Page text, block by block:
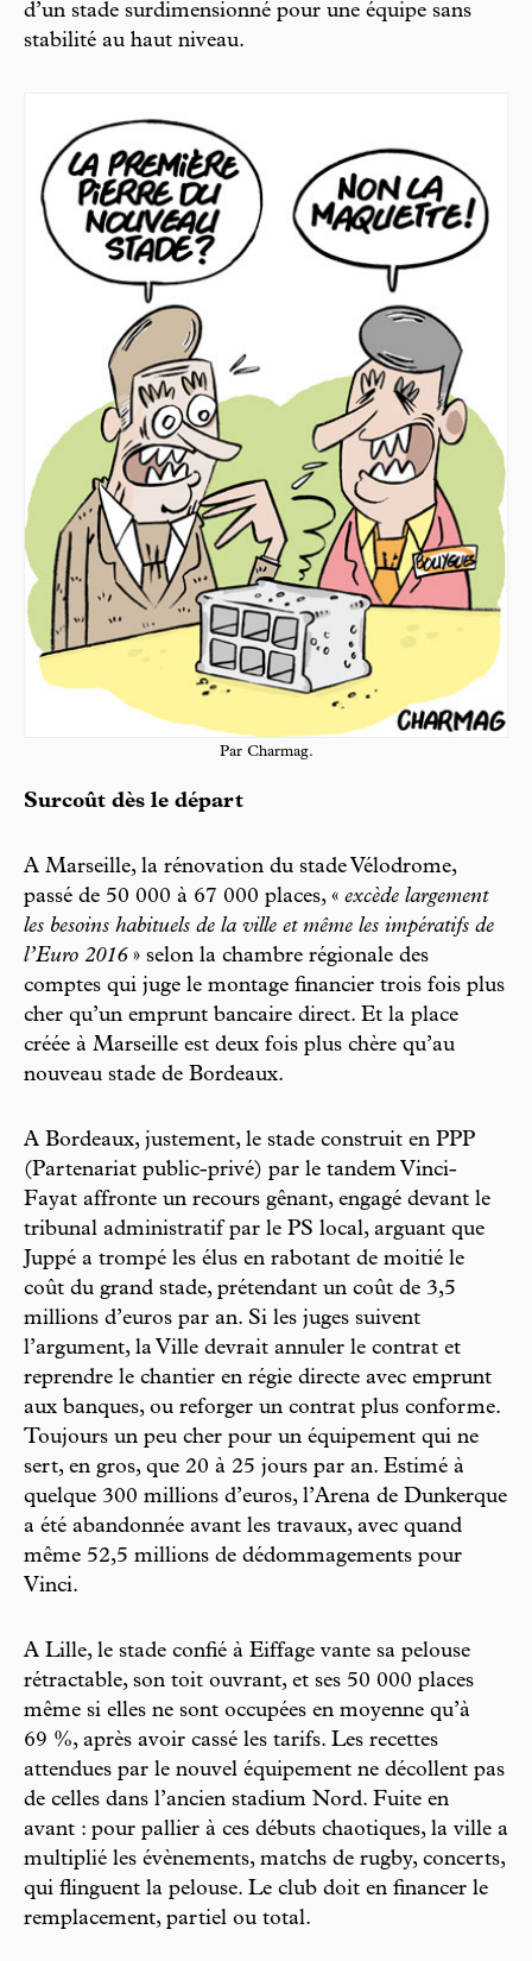
d’un stade surdimensionné pour une équipe sans
stabilité au haut niveau.
Par Charmag.
Surcoût dès le départ
A Marseille, la rénovation du stade Vélodrome,
passé de 50 000 à 67 000 places, « excède largement
les besoins habituels de la ville et même les impératifs de
l’Euro 2016 » selon la chambre régionale des
comptes qui juge le montage financier trois fois plus
cher qu’un emprunt bancaire direct. Et la place
créée à Marseille est deux fois plus chère qu’au
nouveau stade de Bordeaux.
A Bordeaux, justement, le stade construit en PPP
(Partenariat public-privé) par le tandem Vinci-
Fayat affronte un recours gênant, engagé devant le
tribunal administratif par le PS local, arguant que
Juppé a trompé les élus en rabotant de moitié le
coût du grand stade, prétendant un coût de 3,5
millions d’euros par an. Si les juges suivent
l’argument, la Ville devrait annuler le contrat et
reprendre le chantier en régie directe avec emprunt
aux banques, ou reforger un contrat plus conforme.
Toujours un peu cher pour un équipement qui ne
sert, en gros, que 20 à 25 jours par an. Estimé à
quelque 300 millions d’euros, l’Arena de Dunkerque
a été abandonnée avant les travaux, avec quand
même 52,5 millions de dédommagements pour
Vinci.
A Lille, le stade confié à Eiffage vante sa pelouse
rétractable, son toit ouvrant, et ses 50 000 places
même si elles ne sont occupées en moyenne qu’à
69 %, après avoir cassé les tarifs. Les recettes
attendues par le nouvel équipement ne décollent pas
de celles dans l’ancien stadium Nord. Fuite en
avant : pour pallier à ces débuts chaotiques, la ville a
multiplié les évènements, matchs de rugby, concerts,
qui flinguent la pelouse. Le club doit en financer le
remplacement, partiel ou total.